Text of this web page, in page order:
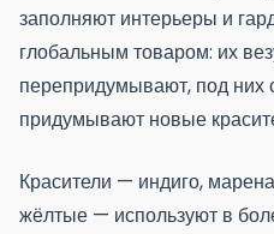
заполняют интерьеры и
глобальным товаром: их
перепридумывают, под них
придумывают новые
Красители — индиго,
жёлтые — используют в